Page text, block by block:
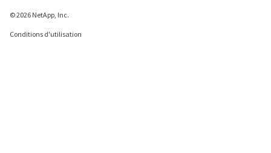
© 2026 NetApp, Inc.
Conditions d'utilisation